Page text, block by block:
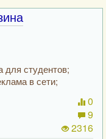
для студентов;
в сети;
0
9
2316